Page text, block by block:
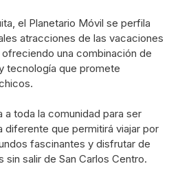
el Planetario Móvil se perfila
atracciones de las vacaciones
una combinación de
tecnología que promete
a toda la comunidad para ser
diferente que permitirá viajar por
fascinantes y disfrutar de
salir de San Carlos Centro.